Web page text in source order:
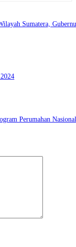
Sumatera,
Perumahan Nasional